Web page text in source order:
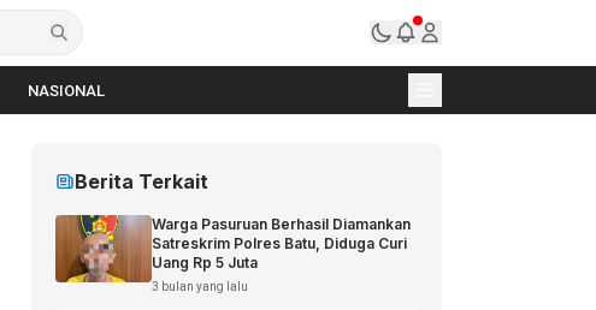
NASIONAL
Berita Terkait
Warga Pasuruan Berhasil Diamankan
Satreskrim Polres Batu, Diduga Curi
Uang Rp 5 Juta
3 bulan yang lalu